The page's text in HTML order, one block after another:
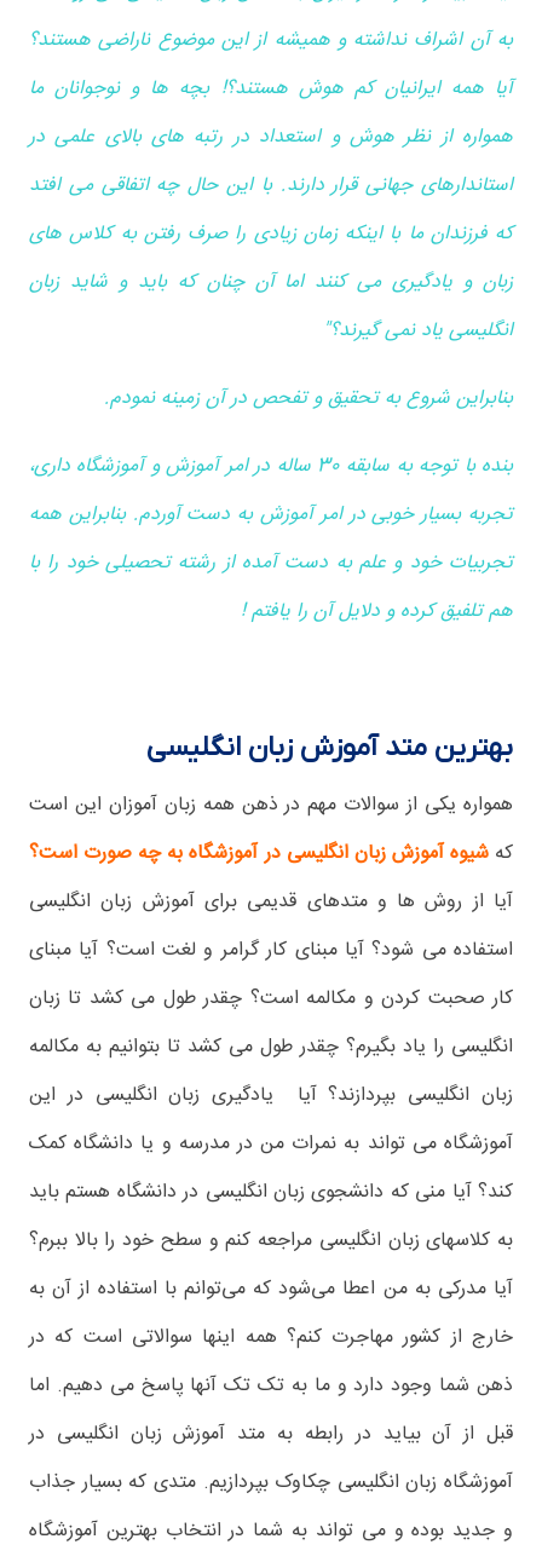
به آن اشراف نداشته و همیشه از این موضوع ناراضی هستند؟
آیا همه ایرانیان کم هوش هستند؟! بچه ها و نوجوانان ما
همواره از نظر هوش و استعداد در رتبه های بالای علمی در
استاندارهای جهانی قرار دارند. با این حال چه اتفاقی می افتد
که فرزندان ما با اینکه زمان زیادی را صرف رفتن به کلاس های
زبان و یادگیری می کنند اما آن چنان که باید و شاید زبان
انگلیسی یاد نمی گیرند؟"
بنابراین شروع به تحقیق و تفحص در آن زمینه نمودم.
بنده با توجه به سابقه 30 ساله در امر آموزش و آموزشگاه داری،
تجربه بسیار خوبی در امر آموزش به دست آوردم. بنابراین همه
تجربیات خود و علم به دست آمده از رشته تحصیلی خود را با
هم تلفیق کرده و دلایل آن را یافتم !
بهترین متد آموزش زبان انگلیسی
همواره یکی از سوالات مهم در ذهن همه زبان آموزان این است
کهشیوه آموزش زبان انگلیسی در آموزشگاه به چه صورت است؟
آیا از روش ها و متدهای قدیمی برای آموزش زبان انگلیسی
استفاده می شود؟ آیا مبنای کار گرامر و لغت است؟ آیا مبنای
کار صحبت کردن و مکالمه است؟ چقدر طول می کشد تا زبان
انگلیسی را یاد بگیرم؟ چقدر طول می کشد تا بتوانیم به مکالمه
زبان انگلیسی بپردازند؟ آیا یادگیری زبان انگلیسی در این
آموزشگاه می تواند به نمرات من در مدرسه و یا دانشگاه کمک
کند؟ آیا منی که دانشجوی زبان انگلیسی در دانشگاه هستم باید
به کلاسهای زبان انگلیسی مراجعه کنم و سطح خود را بالا ببرم؟
آیا مدرکی به من اعطا می‌شود که می‌توانم با استفاده از آن به
خارج از کشور مهاجرت کنم؟ همه اینها سوالاتی است که در
ذهن شما وجود دارد و ما به تک تک آنها پاسخ می دهیم. اما
قبل از آن بیاید در رابطه به متد آموزش زبان انگلیسی در
آموزشگاه زبان انگلیسی چکاوک بپردازیم. متدی که بسیار جذاب
و جدید بوده و می تواند به شما در انتخاب بهترین آموزشگاه